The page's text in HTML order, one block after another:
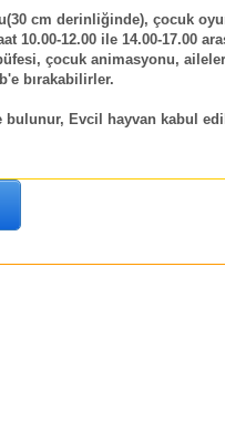
cm derinliğinde), çocuk
10.00-12.00 ile 14.00-17.00
çocuk animasyonu, aileler
bırakabilirler.
bulunur, Evcil hayvan kabul